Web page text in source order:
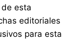
esta
editoriales
para esta